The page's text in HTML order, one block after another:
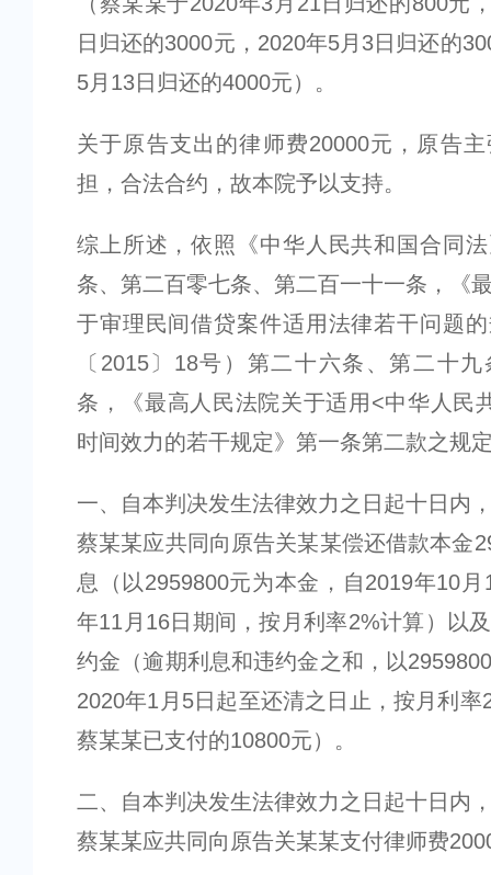
日归还的3000元，2020年5月3日归还的
5月13日归还的4000元）。
关于原告支出的律师费20000元，原告
担，合法合约，故本院予以支持。
综上所述，依照《中华人民共和国合同
条、第二百零七条、第二百一十一条，《
于审理民间借贷案件适用法律若干问题
〔2015〕18号）第二十六条、第二十
条，《最高人民法院关于适用<中华人民
时间效力的若干规定》第一条第二款之规
一、自本判决发生法律效力之日起十日内
蔡某某应共同向原告关某某偿还借款本金
息（以2959800元为本金，自2019年10月
年11月16日期间，按月利率2%计算）以
约金（逾期利息和违约金之和，以
2020年1月5日起至还清之日止，按月利率
蔡某某已支付的10800元）。
二、自本判决发生法律效力之日起十日内
蔡某某应共同向原告关某某支付律师费